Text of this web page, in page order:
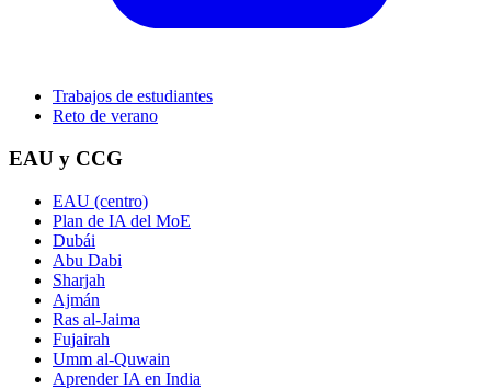
Trabajos de estudiantes
Reto de verano
EAU y CCG
EAU (centro)
Plan de IA del MoE
Dubái
Abu Dabi
Sharjah
Ajmán
Ras al-Jaima
Fujairah
Umm al-Quwain
Aprender IA en India